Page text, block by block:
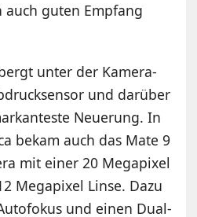
guten Empfang
unter der Kamera-
und darüber
Neuerung. In
bekam auch das Mate 9
mit einer 20 Megapixel
Megapixel Linse. Dazu
und einen Dual-